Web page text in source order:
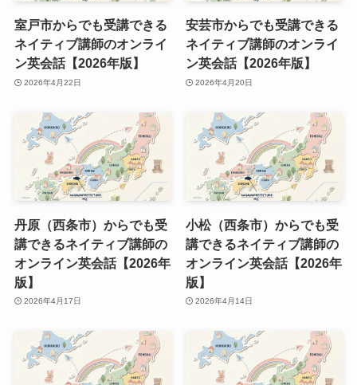
室戸市からでも受講できる
ネイティブ講師のオンライ
ン英会話【2026年版】
2026年4月22日
安芸市からでも受講できる
ネイティブ講師のオンライ
ン英会話【2026年版】
2026年4月20日
丹原（西条市）からでも受
講できるネイティブ講師の
オンライン英会話【2026年
版】
2026年4月17日
小松（西条市）からでも受
講できるネイティブ講師の
オンライン英会話【2026年
版】
2026年4月14日